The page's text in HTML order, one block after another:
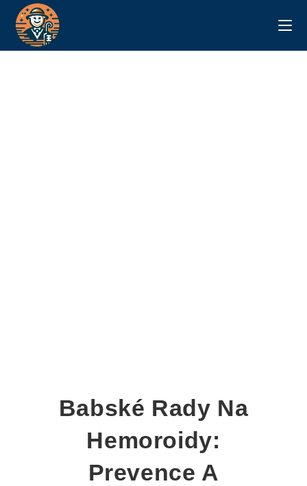
Babské Rady Na
Hemoroidy:
Prevence A